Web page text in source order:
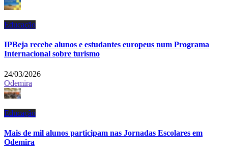
Educação
IPBeja recebe alunos e estudantes europeus num Programa
Internacional sobre turismo
24/03/2026
Odemira
Educação
Mais de mil alunos participam nas Jornadas Escolares em
Odemira